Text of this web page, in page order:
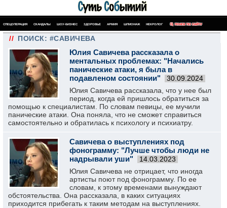
СПЕЦОПЕРАЦИЯ СКАНДАЛЫ ШОУ-БИЗНЕС ЗДОРОВЬЕ АРМИЯ ШПИОНАЖ НЕКРОЛОГ ПОИСК ПО САЙТУ
// ПОИСК: #САВИЧЕВА
Юлия Савичева рассказала о
ментальных проблемах: "Начались
панические атаки, я была в
подавленом состоянии"
30.09.2024
Юлия Савичева рассказала, что у нее был
период, когда ей пришлось обратиться за
помощью к специалистам. По словам певицы, ее мучили
панические атаки. Она поняла, что не сможет справиться
самостоятельно и обратилась к психологу и психиатру.
Савичева о выступлениях под
фонограмму: "Лучше чтобы люди не
надрывали уши"
14.03.2023
Юлия Савичева не отрицает, что иногда
артисты поют под фонограмму. По ее
словам, к этому временами вынуждают
обстоятельства. Она рассказала, в каких ситуациях
приходится прибегать к таким методам на выступлениях.